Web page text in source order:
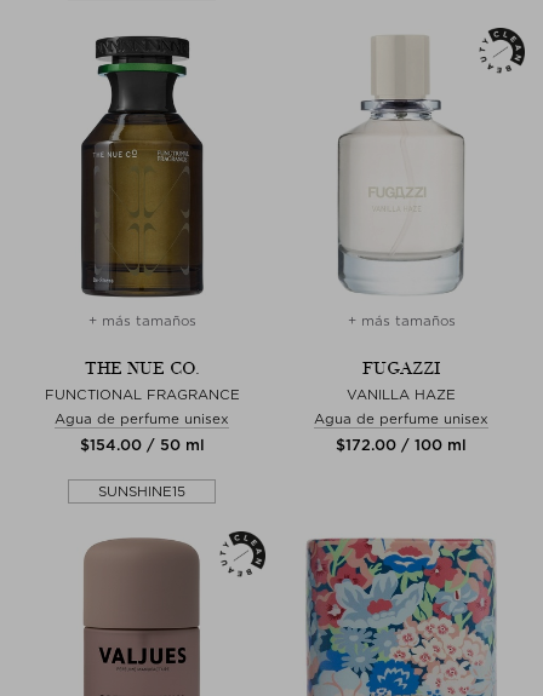
+ más tamaños
THE NUE CO.
FUNCTIONAL FRAGRANCE
Agua de perfume unisex
$‌154.00 / 50 ml
SUNSHINE15
+ más tamaños
FUGAZZI
VANILLA HAZE
Agua de perfume unisex
$‌172.00 / 100 ml